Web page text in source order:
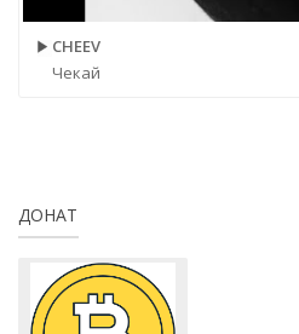
CHEEV
Чекай
ДОНАТ